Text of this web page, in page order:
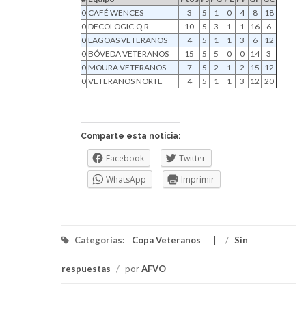
0 CAFÉ WENCES 3 5 1 0 4 8
18
0 DECOLOGIC-Q.R 10 5 3 1 1 16
6
0 LAGOAS VETERANOS 4 5 1 1 3 6
12
0 BÓVEDA VETERANOS 15 5 5 0 0 14
3
0 MOURA VETERANOS 7 5 2 1 2 15 12
0 VETERANOS NORTE 4 5 1 1 3 12 20
Comparte esta noticia:
Facebook
Twitter
WhatsApp
Imprimir
Categorías: Copa Veteranos / Sin
respuestas / porAFVO